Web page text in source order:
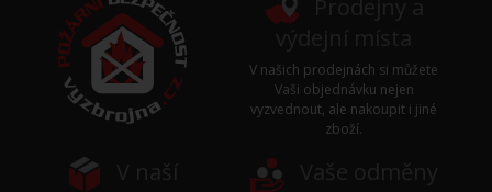
V našich prodejnách si můžete
Vaši objednávku nejen
vyzvednout, ale nakoupit i jiné
zboží.